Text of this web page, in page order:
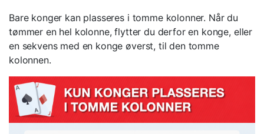
Bare konger kan plasseres i tomme kolonner. Når du
tømmer en hel kolonne, flytter du derfor en konge, eller
en sekvens med en konge øverst, til den tomme
kolonnen.